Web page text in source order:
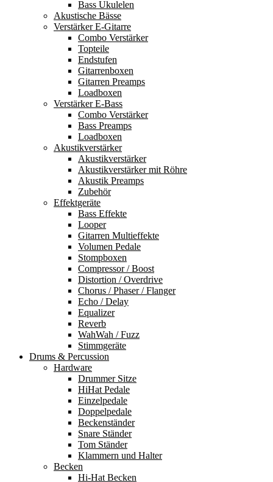
Bass Ukulelen
Akustische Bässe
Verstärker E-Gitarre
Combo Verstärker
Topteile
Endstufen
Gitarrenboxen
Gitarren Preamps
Loadboxen
Verstärker E-Bass
Combo Verstärker
Bass Preamps
Loadboxen
Akustikverstärker
Akustikverstärker
Akustikverstärker mit Röhre
Akustik Preamps
Zubehör
Effektgeräte
Bass Effekte
Looper
Gitarren Multieffekte
Volumen Pedale
Stompboxen
Compressor / Boost
Distortion / Overdrive
Chorus / Phaser / Flanger
Echo / Delay
Equalizer
Reverb
WahWah / Fuzz
Stimmgeräte
Drums & Percussion
Hardware
Drummer Sitze
HiHat Pedale
Einzelpedale
Doppelpedale
Beckenständer
Snare Ständer
Tom Ständer
Klammern und Halter
Becken
Hi-Hat Becken